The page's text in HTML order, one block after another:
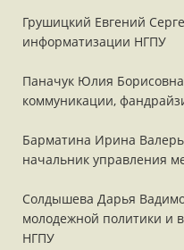
Грушицкий Евгений
информатизации НГПУ
Паначук Юлия
коммуникации,
Барматина Ирина
начальник управления
Солдышева Дарья
молодежной политики и
НГПУ